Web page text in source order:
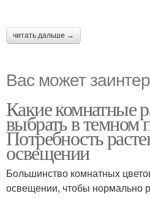
читать дальше →
Вас может
Какие комнатные
выбрать в темном
Потребность
освещении
Большинство комнатных
освещении, чтобы нормально